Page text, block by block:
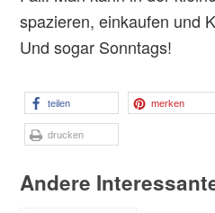
spazieren, einkaufen und
Und sogar Sonntags!
teilen merken
drucken
Andere